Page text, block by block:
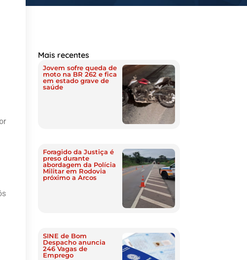
Mais recentes
Jovem sofre queda de
moto na BR 262 e fica
em estado grave de
saúde
Foragido da Justiça é
preso durante
abordagem da Polícia
Militar em Rodovia
próximo a Arcos
SINE de Bom
Despacho anuncia
246 Vagas de
Emprego